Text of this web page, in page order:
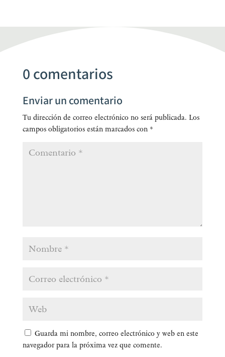
0 comentarios
Enviar un comentario
Tu dirección de correo electrónico no será publicada. Los
campos obligatorios están marcados con *
Guarda mi nombre, correo electrónico y web en este
navegador para la próxima vez que comente.